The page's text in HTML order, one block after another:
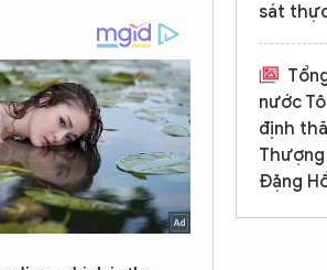
sát
nước
định
Đặng